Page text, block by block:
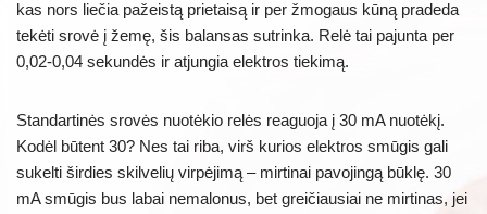
kas nors liečia pažeistą prietaisą ir per žmogaus kūną pradeda
tekėti srovė į žemę, šis balansas sutrinka. Relė tai pajunta per
0,02-0,04 sekundės ir atjungia elektros tiekimą.
Standartinės srovės nuotėkio relės reaguoja į 30 mA nuotėkį.
Kodėl būtent 30? Nes tai riba, virš kurios elektros smūgis gali
sukelti širdies skilvelių virpėjimą – mirtinai pavojingą būklę. 30
mA smūgis bus labai nemalonus, bet greičiausiai ne mirtinas, jei